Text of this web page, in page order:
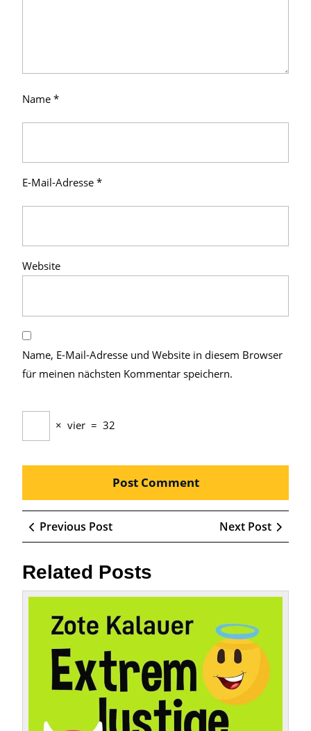
Name *
E-Mail-Adresse *
Website
Name, E-Mail-Adresse und Website in diesem Browser
für meinen nächsten Kommentar speichern.
× vier = 32
Beitragsnavigation
Previous PostPrevious
Post
Next Post
Next
Post
Related Posts